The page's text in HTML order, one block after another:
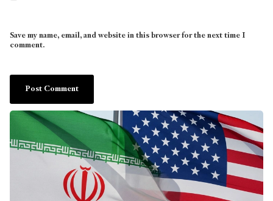
Save my name, email, and website in this browser for the next time I
comment.